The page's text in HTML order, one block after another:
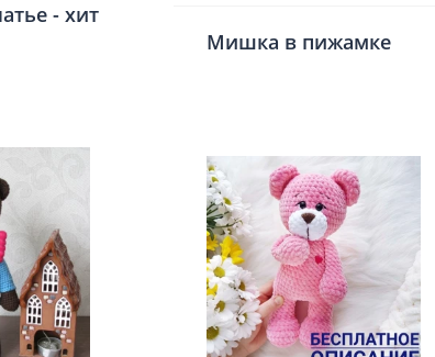
- хит
Мишка в пижамке